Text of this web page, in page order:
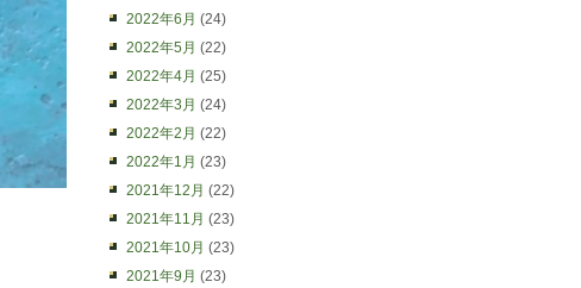
2022年6月 (24)
2022年5月 (22)
2022年4月 (25)
2022年3月 (24)
2022年2月 (22)
2022年1月 (23)
2021年12月 (22)
2021年11月 (23)
2021年10月 (23)
2021年9月 (23)